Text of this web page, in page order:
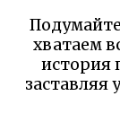
хватаем
история
заставляя